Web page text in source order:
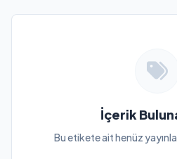
İçerik
Bu etikete ait henüz